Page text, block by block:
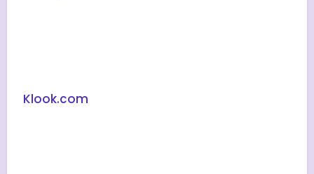
Klook.com